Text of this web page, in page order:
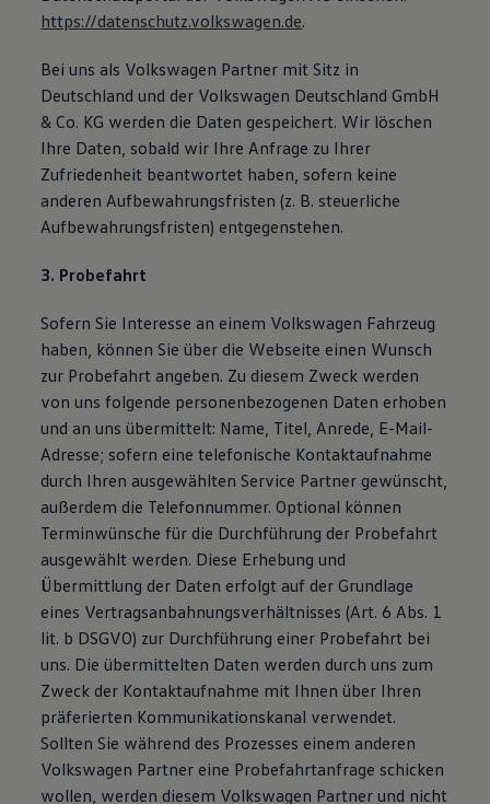
https://datenschutz.volkswagen.de.
Bei uns als Volkswagen Partner mit Sitz in
Deutschland und der Volkswagen Deutschland GmbH
& Co. KG werden die Daten gespeichert. Wir löschen
Ihre Daten, sobald wir Ihre Anfrage zu Ihrer
Zufriedenheit beantwortet haben, sofern keine
anderen Aufbewahrungsfristen (z. B. steuerliche
Aufbewahrungsfristen) entgegenstehen.
3. Probefahrt
Sofern Sie Interesse an einem Volkswagen Fahrzeug
haben, können Sie über die Webseite einen Wunsch
zur Probefahrt angeben. Zu diesem Zweck werden
von uns folgende personenbezogenen Daten erhoben
und an uns übermittelt: Name, Titel, Anrede, E-Mail-
Adresse; sofern eine telefonische Kontaktaufnahme
durch Ihren ausgewählten Service Partner gewünscht,
außerdem die Telefonnummer. Optional können
Terminwünsche für die Durchführung der Probefahrt
ausgewählt werden. Diese Erhebung und
Übermittlung der Daten erfolgt auf der Grundlage
eines Vertragsanbahnungsverhältnisses (Art. 6 Abs. 1
lit. b DSGVO) zur Durchführung einer Probefahrt bei
uns. Die übermittelten Daten werden durch uns zum
Zweck der Kontaktaufnahme mit Ihnen über Ihren
präferierten Kommunikationskanal verwendet.
Sollten Sie während des Prozesses einem anderen
Volkswagen Partner eine Probefahrtanfrage schicken
wollen, werden diesem Volkswagen Partner und nicht